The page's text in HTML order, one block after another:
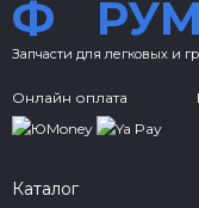
Ф РУМ
Запчасти для легковых и
Онлайн оплата
Каталог